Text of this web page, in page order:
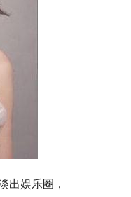
出娱乐圈，